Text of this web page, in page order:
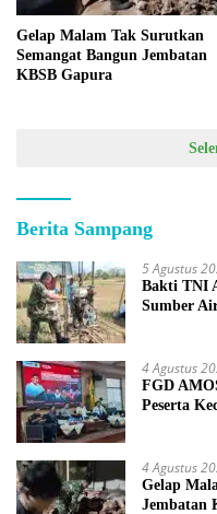
Gelap Malam Tak Surutkan
Semangat Bangun Jembatan
KBSB Gapura
Berita Sampang
5 Agustus
Bakti TNI
Sumber
4 Agustus
FGD
Peserta
4 Agustus
Gelap
Jembatan